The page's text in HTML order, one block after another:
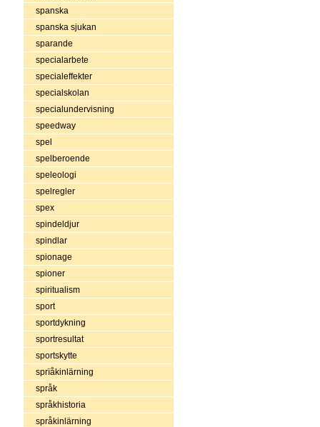
spanska
spanska sjukan
sparande
specialarbete
specialeffekter
specialskolan
specialundervisning
speedway
spel
spelberoende
speleologi
spelregler
spex
spindeldjur
spindlar
spionage
spioner
spiritualism
sport
sportdykning
sportresultat
sportskytte
sprïåkinlärning
språk
språkhistoria
språkinlärning